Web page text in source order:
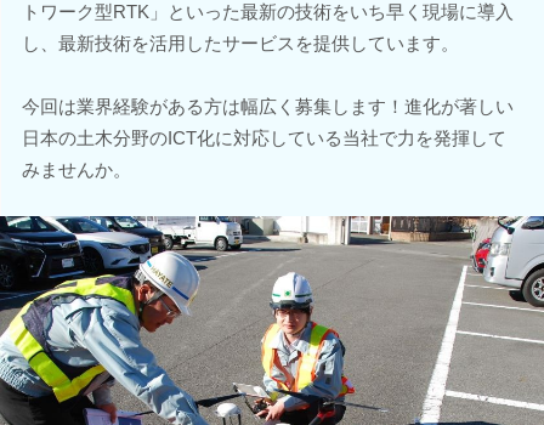
トワーク型RTK」といった最新の技術をいち早く現場に導入
し、最新技術を活用したサービスを提供しています。
今回は業界経験がある方は幅広く募集します！進化が著しい
日本の土木分野のICT化に対応している当社で力を発揮して
みませんか。